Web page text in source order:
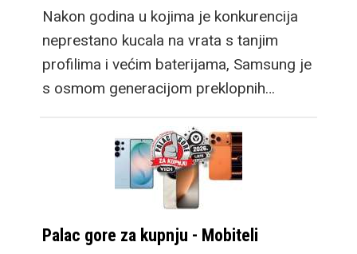
Nakon godina u kojima je konkurencija
neprestano kucala na vrata s tanjim
profilima i većim baterijama, Samsung je
s osmom generacijom preklopnih…
Palac gore za kupnju - Mobiteli